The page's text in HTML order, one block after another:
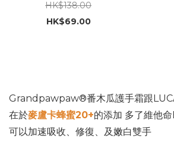
抗氧化細胞面膜 30g x 10
HK$138.00
HK$69.00
Grandpawpaw®番木瓜護手霜跟
在於麥盧卡蜂蜜20+的添加 多了維他
可以加速吸收、修復、及嫩白雙手